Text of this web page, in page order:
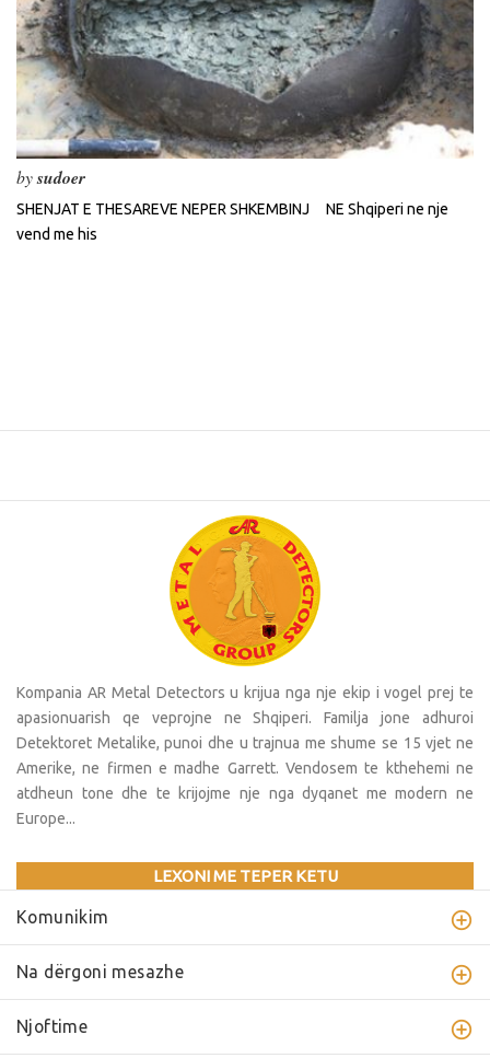
bysudoer
SHENJAT E THESAREVE NEPER SHKEMBINJ NE Shqiperi ne nje
vend me his
Kompania AR Metal Detectors u krijua nga nje ekip i vogel prej te
apasionuarish qe veprojne ne Shqiperi. Familja jone adhuroi
Detektoret Metalike, punoi dhe u trajnua me shume se 15 vjet ne
Amerike, ne firmen e madhe Garrett. Vendosem te kthehemi ne
atdheun tone dhe te krijojme nje nga dyqanet me modern ne
Europe...
LEXONI ME TEPER KETU
Komunikim
Na dërgoni mesazhe
Njoftime